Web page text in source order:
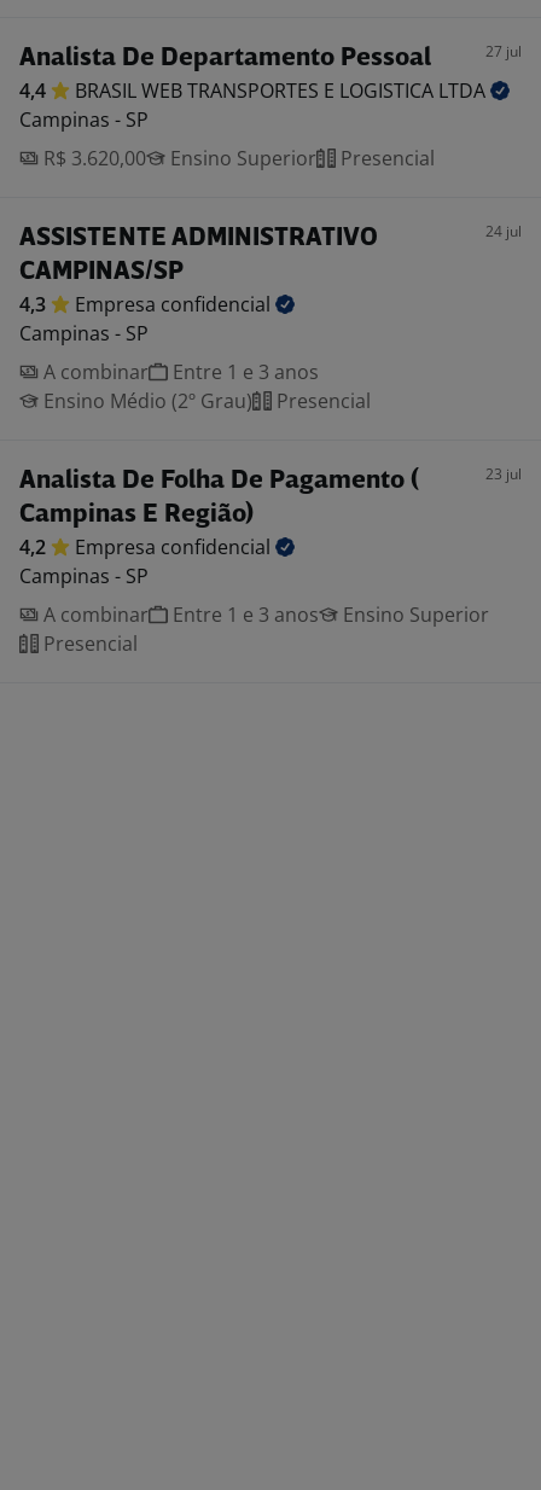
Analista De Departamento Pessoal 27 jul
4,4 BRASIL WEB TRANSPORTES E LOGISTICA LTDA
Campinas - SP
R$ 3.620,00
Ensino Superior Presencial
ASSISTENTE ADMINISTRATIVO
CAMPINAS/SP
24 jul
4,3 Empresa confidencial
Campinas - SP
A combinar
Entre 1 e 3 anos
Ensino Médio (2º Grau)
Presencial
Analista De Folha De Pagamento (
Campinas E Região)
23 jul
4,2 Empresa confidencial
Campinas - SP
A combinar
Entre 1 e 3 anos
Ensino Superior
Presencial